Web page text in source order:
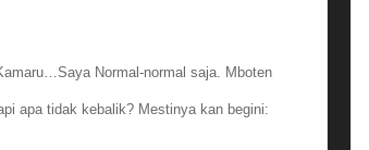
Normal-normal saja. Mboten
apa tidak kebalik? Mestinya kan begini: